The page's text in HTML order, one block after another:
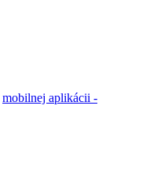
mobilnej aplikácii -